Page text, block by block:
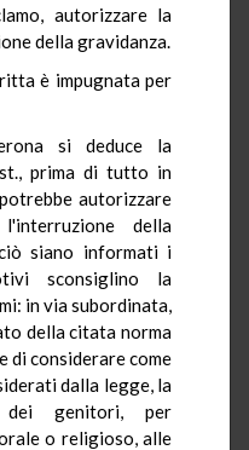
autorizzare la
della gravidanza.
è impugnata per
si deduce la
prima di tutto in
autorizzare
della
siano informati i
sconsiglino la
in via subordinata,
della citata norma
di considerare come
dalla legge, la
dei genitori, per
o religioso, alle